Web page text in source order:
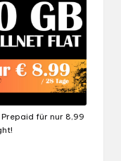
Prepaid für nur 8,99